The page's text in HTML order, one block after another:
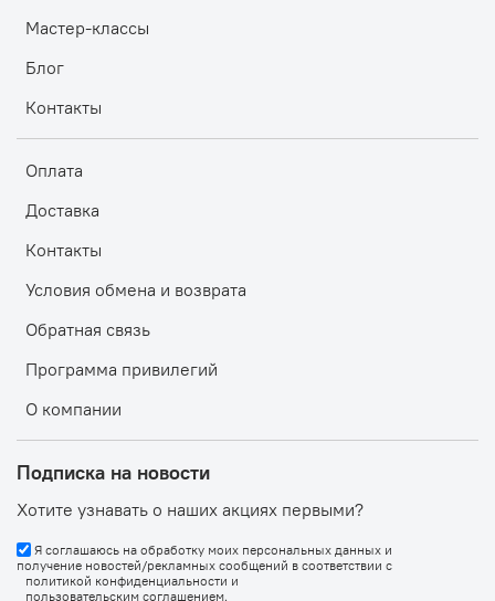
Мастер-классы
Блог
Контакты
Оплата
Доставка
Контакты
Условия обмена и возврата
Обратная связь
Программа привилегий
О компании
Подписка на новости
Хотите узнавать о наших акциях первыми?
Я соглашаюсь на обработку моих персональных данных и
получение новостей/рекламных сообщений в соответствии с
политикой конфиденциальности и
пользовательским соглашением.